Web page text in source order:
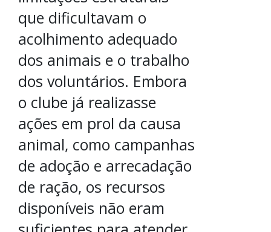
que dificultavam o
acolhimento adequado
dos animais e o trabalho
dos voluntários. Embora
o clube já realizasse
ações em prol da causa
animal, como campanhas
de adoção e arrecadação
de ração, os recursos
disponíveis não eram